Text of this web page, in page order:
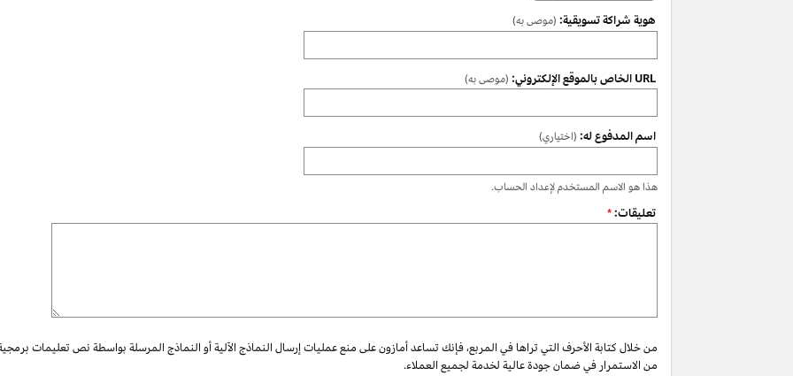
هوية شراكة تسويقية: (موصى به)
URL الخاص بالموقع الإلكتروني: (موصى به)
اسم المدفوع له: (اختياري)
هذا هو الاسم المستخدم لإعداد الحساب.
تعليقات:*
من خلال كتابة الأحرف التي تراها في المربع، فإنك تساعد أمازون على منع عمليات إرسال النماذج الآلية أو النماذج المرسلة بواسطة نص تعليمات
من الاستمرار في ضمان جودة عالية لخدمة لجميع العملاء.